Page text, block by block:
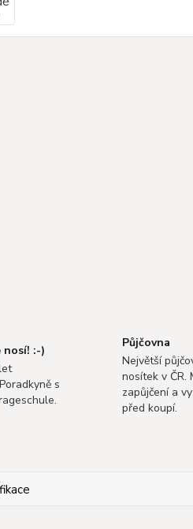
nosí! :-)
s
Půjčovna
Největší
nosítek v ČR.
zapůjčení a
před koupí.